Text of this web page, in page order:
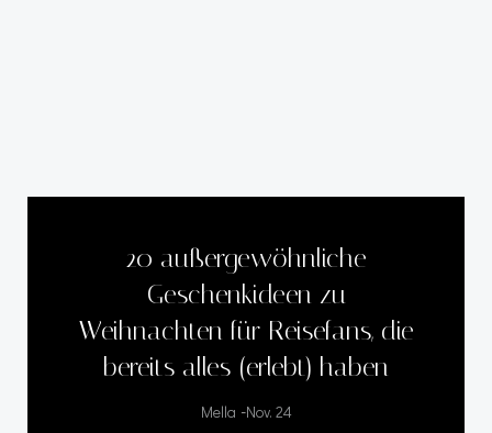
20 außergewöhnliche
Geschenkideen zu
Weihnachten für Reisefans, die
bereits alles (erlebt) haben
Mella -Nov. 24